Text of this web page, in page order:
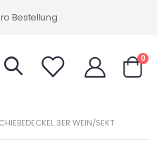
Bestellung
0
3ER WEIN/SEKT